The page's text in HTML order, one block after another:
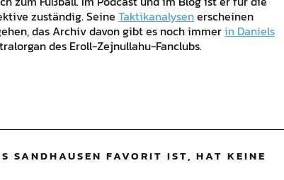
zuständig. Seine Taktikanalysenerscheinen
das Archiv davon gibt es noch immerin Daniels
des Eroll-Zejnullahu-Fanclubs.
SANDHAUSEN FAVORIT IST, HAT KEINE